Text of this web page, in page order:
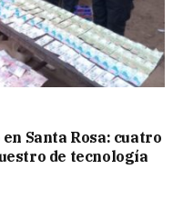
Santa Rosa: cuatro
de tecnología